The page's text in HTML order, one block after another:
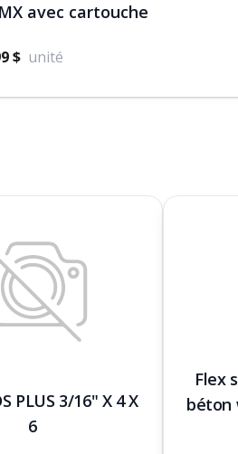
avec cartouche
$ unité
PLUS 3/16" X 4 X
6
Flex
béton